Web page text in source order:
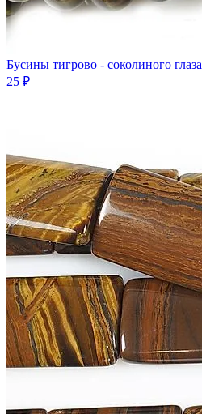
Бусины тигрово - соколиного глаза
25 ₽